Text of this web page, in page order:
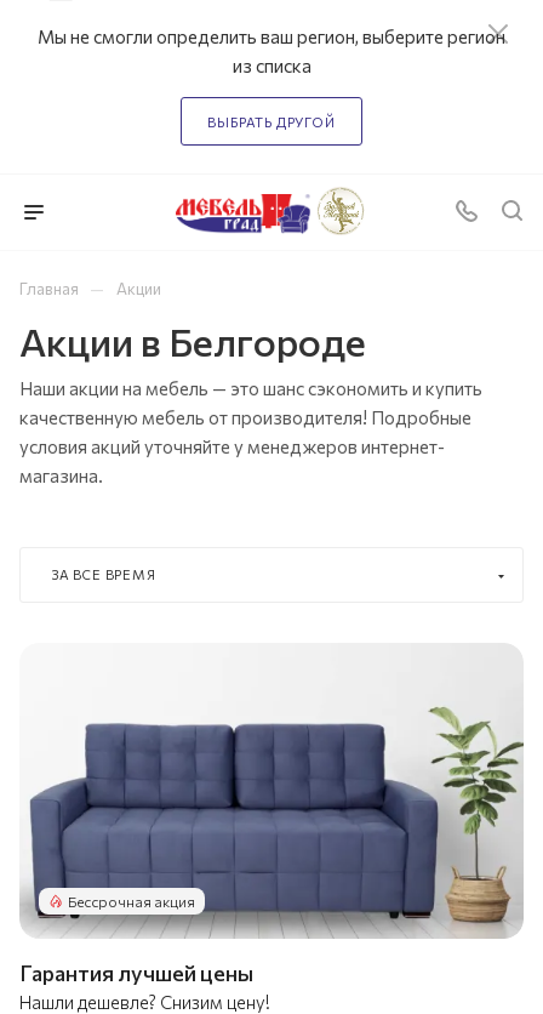
Мы не смогли определить ваш регион, выберите регион
из списка
ВЫБРАТЬ ДРУГОЙ
Главная — Акции
Акции в Белгороде
Наши акции на мебель — это шанс сэкономить и купить
качественную мебель от производителя! Подробные
условия акций уточняйте у менеджеров интернет-
магазина.
ЗА ВСЕ ВРЕМЯ
Бессрочная акция
Гарантия лучшей цены
Нашли дешевле? Снизим цену!